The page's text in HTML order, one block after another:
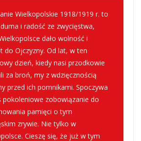
Wielkopolskie 1918/1919 r. to
i radość ze zwycięstwa,
dało wolność i
do Ojczyzny. Od lat, w ten
dzień, kiedy nasi przodkowie
za broń, my z wdzięcznością
przed ich pomnikami. Spoczywa
pokoleniowe zobowiązanie do
pamięci o tym
zrywie. Nie tylko w
Cieszę się, że już w tym